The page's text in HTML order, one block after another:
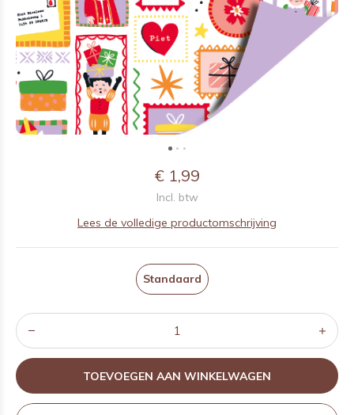
€ 1,99
Incl. btw
Lees de volledige productomschrijving
Standaard
TOEVOEGEN AAN WINKELWAGEN